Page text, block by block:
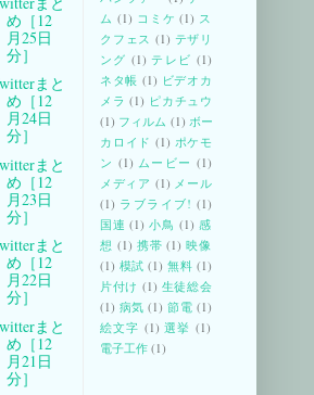
め［12
月25日
分］
まと
め［12
月24日
分］
まと
め［12
月23日
分］
まと
め［12
月22日
分］
まと
め［12
月21日
分］
ム (1) コミケ (1) ス
クフェス (1) テザリ
ング (1) テレビ (1)
ネタ帳 (1) ビデオカ
メラ (1) ピカチュウ
(1) フィルム (1) ボー
カロイド (1) ポケモ
ン (1) ムービー (1)
メディア (1) メール
(1) ラブライブ! (1)
国連 (1) 小鳥 (1) 感
想 (1) 携帯 (1) 映像
(1) 模試 (1) 無料 (1)
片付け (1) 生徒総会
(1) 病気 (1) 節電 (1)
絵文字 (1) 選挙 (1)
電子工作 (1)